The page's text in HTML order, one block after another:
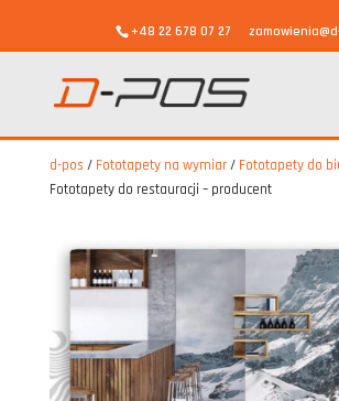
+48 22 678 07 27
d-pos / Fototapety na wymiar/ Fototapety do
Fototapety do restauracji – producent